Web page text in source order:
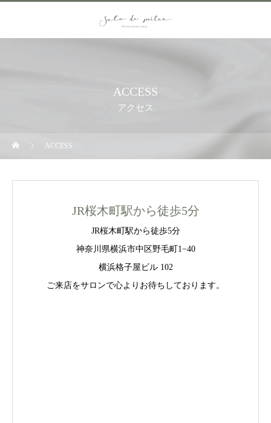
ACCESS
アクセス
ACCESS
JR桜木町駅から徒歩5分
JR桜木町駅から徒歩5分
神奈川県横浜市中区野毛町1−40
横浜格子屋ビル 102
ご来店をサロンで心よりお待ちしております。